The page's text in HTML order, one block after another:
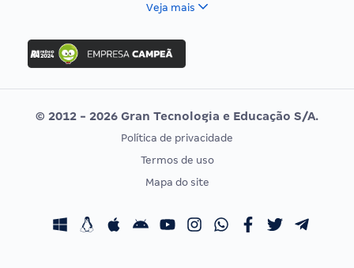
Concurso Nacional Unificado
Concurso Ibama
Concurso MPU
Editais publicados
Vunesp
CONCURSOS POR PROFISSÃO
Concursos Fiscais
EXAME DE ORDEM
Calendário OAB
Veja mais
© 2012 - 2026 Gran Tecnologia e Educação S/A.
Política de privacidade
Termos de uso
Mapa do site